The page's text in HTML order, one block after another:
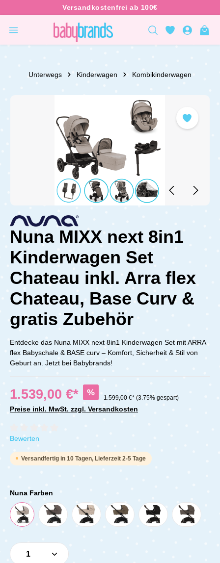
Unterwegs Kinderwagen Kombikinderwagen
Nuna MIXX next 8in1
Kinderwagen Set
Chateau inkl. Arra flex
Chateau, Base Curv &
gratis Zubehör
Entdecke das Nuna MIXX next 8in1 Kinderwagen Set mit ARRA
flex Babyschale & BASE curv – Komfort, Sicherheit & Stil von
Geburt an. Jetzt bei Babybrands!
1.539,00 €* %
1.599,00 €* (3.75% gespart)
Preise inkl. MwSt. zzgl. Versandkosten
Durchschnittliche Bewertung von 0 von 5 Sternen
Bewerten
Versandfertig in 10 Tagen, Lieferzeit 2-5 Tage
Nuna Farben
Produkt Anzahl: Gib den gewünschten